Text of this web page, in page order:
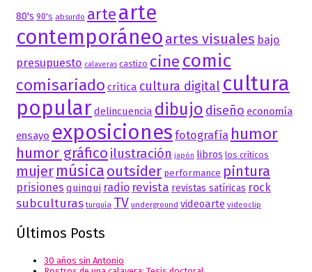
80's 90's absurdo artearte
contemporáneo artes visuales bajo
presupuesto calaveras castizo cine comic
comisariado crítica cultura digital cultura
populardelincuencia dibujo diseño economía
ensayo exposiciones fotografía humor
humor gráfico ilustración japón libros los críticos
mujer música outsider performance pintura
prisiones quinqui radio revista revistas satíricas rock
subculturas turquía TV underground videoarte videoclip
Últimos Posts
30 años sin Antonio